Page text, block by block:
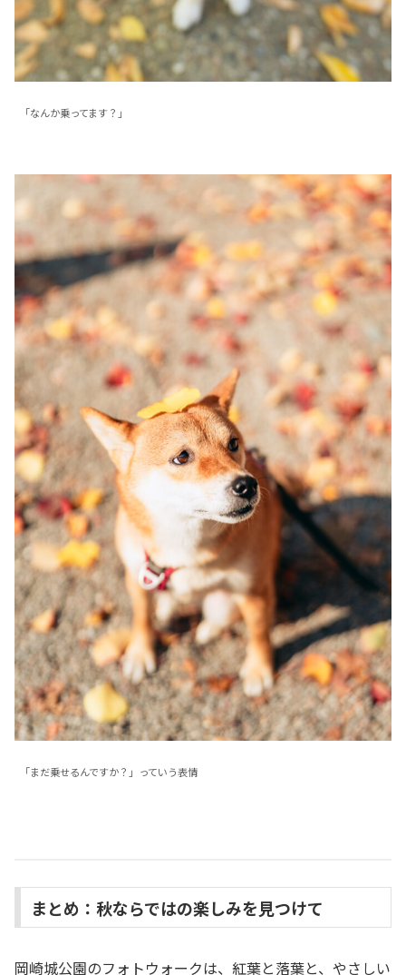
「なんか乗ってます？」
「まだ乗せるんですか？」っていう表情
まとめ：秋ならではの楽しみを見つけて
岡崎城公園のフォトウォークは、紅葉と落葉と、やさしい